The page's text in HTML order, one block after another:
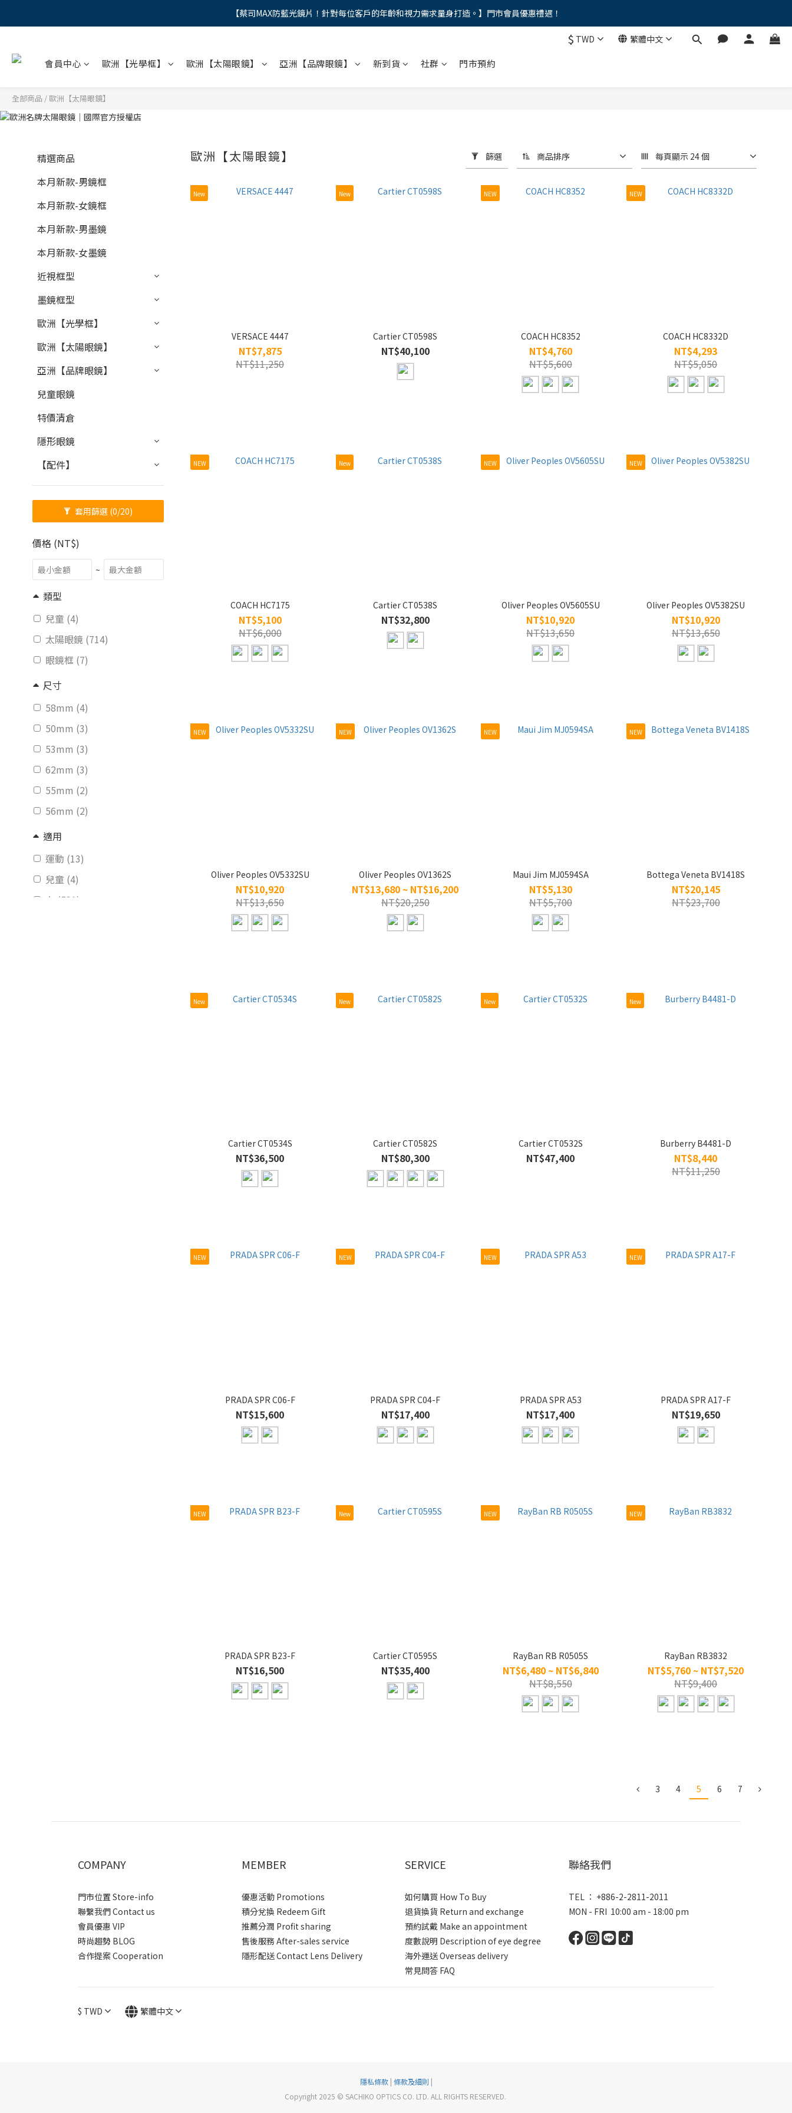
"馬年新章續寫，視界品味進階，限時禮遇 9 折無上限，12期分期免手續費。。
【蔡司MAX防藍光鏡片！針對每位客戶的年齡和視力需求量身打造。】門市會員優惠禮遇！
$ TWD 繁體中文
會員中心 歐洲【光學框】 歐洲【太陽眼鏡】 亞洲【品牌眼鏡】 新到貨 社群 門市預約
全部商品 /歐洲【太陽眼鏡】
精選商品
本月新款-男鏡框
本月新款-女鏡框
本月新款-男墨鏡
本月新款-女墨鏡
近視框型
墨鏡框型
歐洲【光學框】
歐洲【太陽眼鏡】
亞洲【品牌眼鏡】
兒童眼鏡
特價清倉
隱形眼鏡
【配件】
套用篩選 (0/20)
價格 (NT$)
~
類型
兒童 (4)
太陽眼鏡 (714)
眼鏡框 (7)
尺寸
58mm (4)
50mm (3)
53mm (3)
62mm (3)
55mm (2)
56mm (2)
適用
運動 (13)
兒童 (4)
女 (531)
歐洲【太陽眼鏡】 篩選 商品排序 每頁顯示 24 個
New
VERSACE 4447
NT$7,875
NT$11,250
New
Cartier CT0598S
NT$40,100
NEW
COACH HC8352
NT$4,760
NT$5,600
NEW
COACH HC8332D
NT$4,293
NT$5,050
NEW
COACH HC7175
NT$5,100
NT$6,000
New
Cartier CT0538S
NT$32,800
NEW
Oliver Peoples OV5605SU
NT$10,920
NT$13,650
NEW
Oliver Peoples OV5382SU
NT$10,920
NT$13,650
NEW
Oliver Peoples OV5332SU
NT$10,920
NT$13,650
NEW
Oliver Peoples OV1362S
NT$13,680 ~ NT$16,200
NT$20,250
NEW
Maui Jim MJ0594SA
NT$5,130
NT$5,700
NEW
Bottega Veneta BV1418S
NT$20,145
NT$23,700
New
Cartier CT0534S
NT$36,500
New
Cartier CT0582S
NT$80,300
New
Cartier CT0532S
NT$47,400
New
Burberry B4481-D
NT$8,440
NT$11,250
NEW
PRADA SPR C06-F
NT$15,600
NEW
PRADA SPR C04-F
NT$17,400
NEW
PRADA SPR A53
NT$17,400
NEW
PRADA SPR A17-F
NT$19,650
NEW
PRADA SPR B23-F
NT$16,500
New
Cartier CT0595S
NT$35,400
NEW
RayBan RB R0505S
NT$6,480 ~ NT$6,840
NT$8,550
NEW
RayBan RB3832
NT$5,760 ~ NT$7,520
NT$9,400
3 4 5 6 7
COMPANY
門市位置 Store-info
聯繫我們 Contact us
會員優惠 VIP
時尚趨勢 BLOG
合作提案 Cooperation
MEMBER
優惠活動 Promotions
積分兌換 Redeem Gift
推薦分潤 Profit sharing
售後服務 After-sales service
隱形配送 Contact Lens Delivery
SERVICE
如何購買 How To Buy
退貨換貨 Return and exchange
預約試戴 Make an appointment
度數說明 Description of eye degree
海外運送 Overseas delivery
常見問答 FAQ
聯絡我們
TEL ： +886-2-2811-2011
MON - FRI 10:00 am - 18:00 pm
$ TWD 繁體中文
隱私條款| 條款及細則 |
Copyright 2025 © SACHIKO OPTICS CO. LTD. ALL RIGHTS RESERVED.